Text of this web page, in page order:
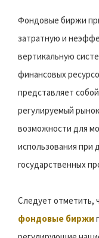
Фондовые биржи
затратную и
вертикальную
финансовых
представляет
регулируемый
возможности для
использования при
государственных
Следует отметить,
фондовые биржи